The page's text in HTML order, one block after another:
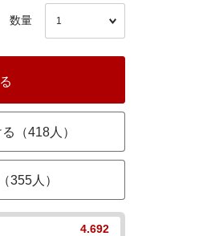
数量
（418人）
355人）
4.692